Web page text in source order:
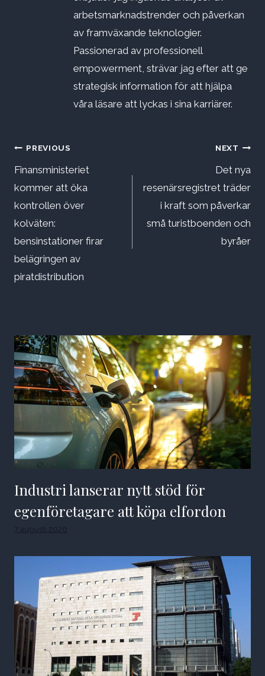
arbetsmarknadstrender och påverkan
av framväxande teknologier.
Passionerad av professionell
empowerment, strävar jag efter att ge
strategisk information för att hjälpa
våra läsare att lyckas i sina karriärer.
Inläggsnavigering
PREVIOUS
Finansministeriet
kommer att öka
kontrollen över
kolväten:
bensinstationer firar
belägringen av
piratdistribution
NEXT
Det nya
resenärsregistret träder
i kraft som påverkar
små turistboenden och
byråer
Industri lanserar nytt stöd för
egenföretagare att köpa elfordon
7 augusti 2026